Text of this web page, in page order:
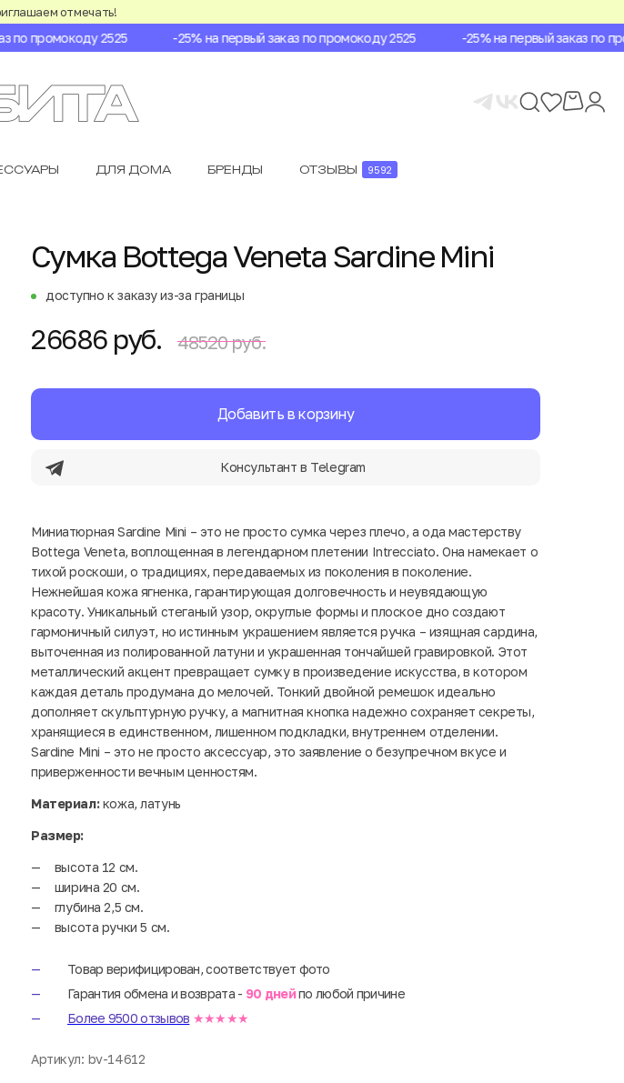
отмечать!
промокоду 2525 -25% на первый заказ по промокоду 2525 -25% на первый заказ по
ДЛЯ ДОМА БРЕНДЫ ОТЗЫВЫ 9592
Сумка Bottega Veneta Sardine Mini
доступно к заказу из-за границы
26686 руб. 48520 руб.
Добавить в корзину
Консультант в Telegram
Миниатюрная Sardine Mini – это не просто сумка через плечо, а ода мастерству
Bottega Veneta, воплощенная в легендарном плетении Intrecciato. Она намекает о
тихой роскоши, о традициях, передаваемых из поколения в поколение.
Нежнейшая кожа ягненка, гарантирующая долговечность и неувядающую
красоту. Уникальный стеганый узор, округлые формы и плоское дно создают
гармоничный силуэт, но истинным украшением является ручка – изящная сардина,
выточенная из полированной латуни и украшенная тончайшей гравировкой. Этот
металлический акцент превращает сумку в произведение искусства, в котором
каждая деталь продумана до мелочей. Тонкий двойной ремешок идеально
дополняет скульптурную ручку, а магнитная кнопка надежно сохраняет секреты,
хранящиеся в единственном, лишенном подкладки, внутреннем отделении.
Sardine Mini – это не просто аксессуар, это заявление о безупречном вкусе и
приверженности вечным ценностям.
Материал:кожа, латунь
Размер:
высота 12 см.
ширина 20 см.
глубина 2,5 см.
высота ручки 5 см.
Товар верифицирован, соответствует фото
Гарантия обмена и возврата - 90 днейпо любой причине
Более 9500 отзывов ★★★★★
Артикул: bv-14612